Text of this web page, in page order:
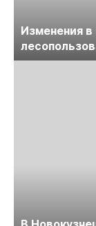
Изменения
обсудят на